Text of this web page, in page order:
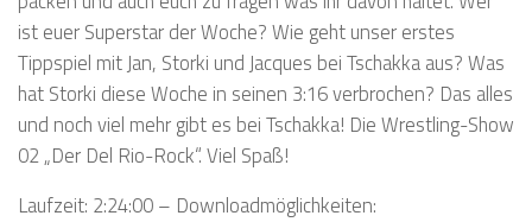
ist euer Superstar der Woche? Wie geht unser erstes
Tippspiel mit Jan, Storki und Jacques bei Tschakka aus? Was
hat Storki diese Woche in seinen 3:16 verbrochen? Das alles
und noch viel mehr gibt es bei Tschakka! Die Wrestling-Show
02 „Der Del Rio-Rock“. Viel Spaß!
Laufzeit: 2:24:00 – Downloadmöglichkeiten: